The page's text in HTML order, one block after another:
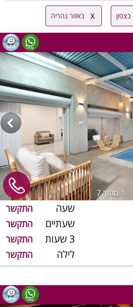
בצפון באזור נהריה
1 מתוך 7
שעה התקשר
שעתיים התקשר
3 שעות התקשר
לילה התקשר